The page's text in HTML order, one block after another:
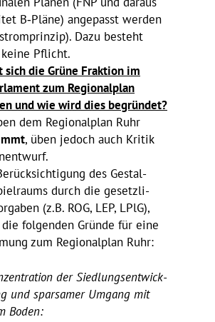
B‑Pläne) ange­passt werden
Dazu besteht
Pflicht.
sich die Grüne Frak­tion im
zum Regio­nal­plan
und wie wird dies begründet?
dem Regio­nal­plan Ruhr
, üben jedoch auch Kritik
des Gestal­
durch die gesetz­li­
(z.B. ROG, LEP, LPlG),
folgenden Gründe für eine
zum Regio­nal­plan Ruhr:
der Sied­lungs­ent­wick­
und spar­samer Umgang mit
Boden: